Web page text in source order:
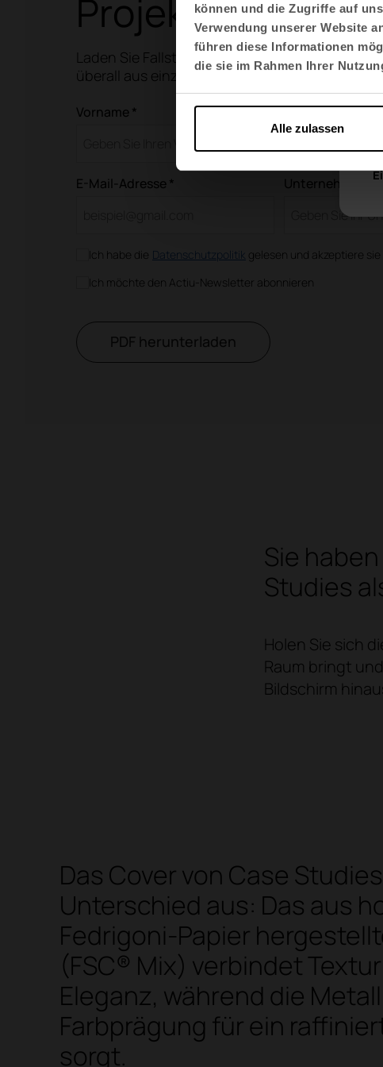
können und die Zugriffe auf
Verwendung unserer Website
führen diese Informationen
die sie im Rahmen Ihrer
Alle zulassen
Projekte mit Sinn
Laden Sie Fallstudien herunter, um sie
überall aus einzusehen.
Vorname * Nachname *
E-Mail-Adresse * Unternehmen /
Ich habe die Datenschutzpolitik gelesen und akzeptiere sie
Ich möchte den Actiu-Newsletter abonnieren
PDF herunterladen
Sie
Studies
Holen Sie sich
Raum bringt
Bildschirm
Das Cover von Case
Unterschied aus: Das aus
Fedrigoni-Papier
(FSC® Mix) verbindet
Eleganz, während die
Farbprägung für ein
sorgt.